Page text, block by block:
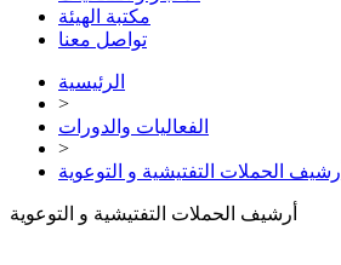
مكتبة الهيئة
تواصل معنا
الرئيسية
>
الفعاليات والدورات
>
أرشيف الحملات التفتيشية و التوعوية
أرشيف الحملات التفتيشية و التوعوية